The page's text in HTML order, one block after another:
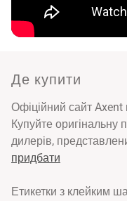
Де купити
Офіційний сайт
Купуйте оригінальну
дилерів,
придбати
Етикетки з клейким